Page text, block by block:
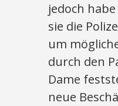
jedoch
sie die
um
durch den
Dame
neue